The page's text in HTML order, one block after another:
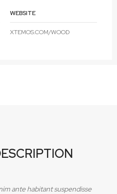
WEBSITE
XTEMOS.COM/WOOD
ante habitant suspendisse